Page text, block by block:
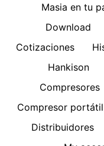
Masia en tu
Download
Cotizaciones
Hankison
Compresores
Compresor
Distribuidores